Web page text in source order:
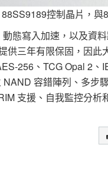
控制晶片，
態寫入加速，以及資
供三年有限保固，因此
256、TCG Opal 2
容錯陣列、多步
支援、自我監控分